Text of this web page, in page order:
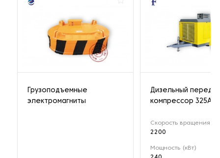
Грузоподъемные
электромагниты
Дизельный
компрессор 325A
Скорость вращения
2200
Мощность (кВт)